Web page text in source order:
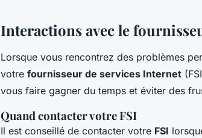
Interactions avec le
Lorsque vous rencontrez des problèmes
votre fournisseur de services Internet
vous faire gagner du temps et éviter des
Quand contacter votre FSI
Il est conseillé de contacter votre FSI